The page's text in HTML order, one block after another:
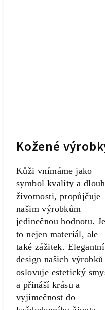
Kožené
Kůži vnímáme jako
symbol kvality a
životnosti, propůjčuje
našim výrobkům
jedinečnou hodnotu. Je
to nejen materiál, ale
také zážitek. Elegantní
design našich výrobků
oslovuje estetický
a přináší krásu a
vyjímečnost do